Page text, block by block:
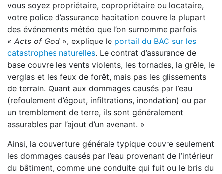
vous soyez propriétaire, copropriétaire ou locataire,
votre police d’assurance habitation couvre la plupart
des événements météo que l’on surnomme parfois
« Acts of God », explique le portail du BAC sur les
catastrophes naturelles. Le contrat d’assurance de
base couvre les vents violents, les tornades, la grêle, le
verglas et les feux de forêt, mais pas les glissements
de terrain. Quant aux dommages causés par l’eau
(refoulement d’égout, infiltrations, inondation) ou par
un tremblement de terre, ils sont généralement
assurables par l’ajout d’un avenant. »
Ainsi, la couverture générale typique couvre seulement
les dommages causés par l’eau provenant de l’intérieur
du bâtiment, comme une conduite qui fuit ou le bris du